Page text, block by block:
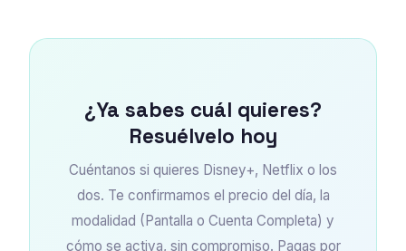
¿Ya sabes cuál quieres?
Resuélvelo hoy
Cuéntanos si quieres Disney+, Netflix o los
dos. Te confirmamos el precio del día, la
modalidad (Pantalla o Cuenta Completa) y
cómo se activa, sin compromiso. Pagas por